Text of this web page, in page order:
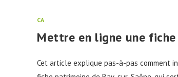
CA
Mettre en ligne une
Cet article explique pas-à-pas comment